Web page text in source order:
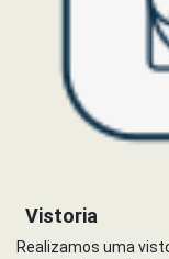
Vistoria
Realizamos uma